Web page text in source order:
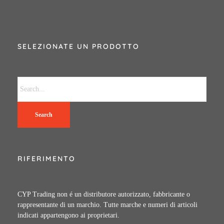
SELEZIONATE UN PRODOTTO
Search
RIFERIMENTO
CYP Trading non é un distributore autorizzato, fabbricante o
rappresentante di un marchio. Tutte marche e numeri di articoli
indicati appartengono ai proprietari.